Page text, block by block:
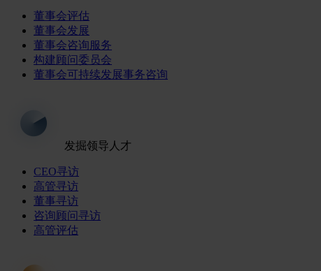
董事会评估
董事会发展
董事会咨询服务
构建顾问委员会
董事会可持续发展事务咨询
发掘领导人才
CEO寻访
高管寻访
董事寻访
咨询顾问寻访
高管评估